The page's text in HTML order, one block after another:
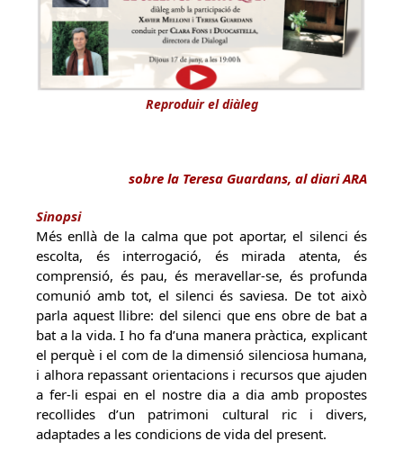
Reproduir el diàleg
sobre la Teresa Guardans, al diari ARA
Sinopsi
Més enllà de la calma que pot aportar, el silenci és
escolta, és interrogació, és mirada atenta, és
comprensió, és pau, és meravellar-se, és profunda
comunió amb tot, el silenci és saviesa. De tot això
parla aquest llibre: del silenci que ens obre de bat a
bat a la vida. I ho fa d’una manera pràctica, explicant
el perquè i el com de la dimensió silenciosa humana,
i alhora repassant orientacions i recursos que ajuden
a fer-li espai en el nostre dia a dia amb propostes
recollides d’un patrimoni cultural ric i divers,
adaptades a les condicions de vida del present.